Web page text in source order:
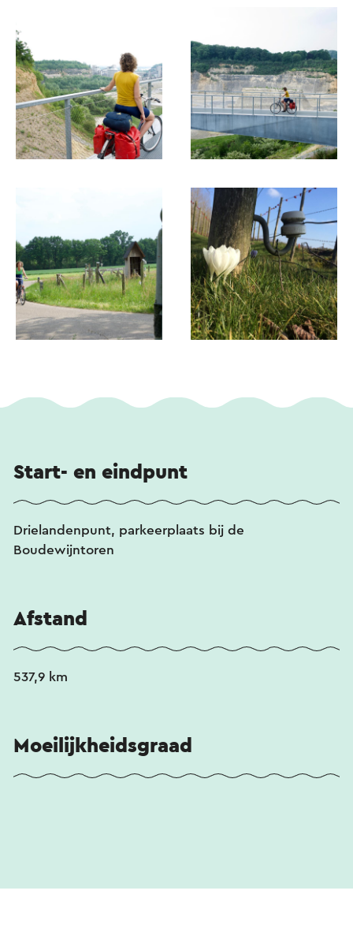
wat in eigen land nog te ontdekken valt!
Start- en eindpunt
Drielandenpunt, parkeerplaats bij de
Boudewijntoren
Afstand
537,9 km
Moeilijkheidsgraad